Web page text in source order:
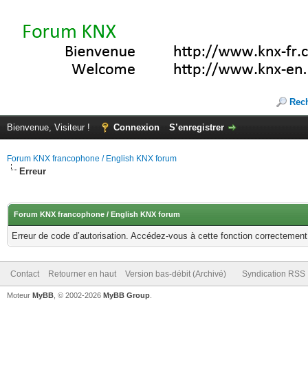
Bienvenue, Visiteur ! Connexion S’enregistrer
Forum KNX francophone / English KNX forum
Erreur
Forum KNX francophone / English KNX forum
Erreur de code d’autorisation. Accédez-vous à cette fonction
Contact Retourner en haut Version bas-débit (Archivé) Syndication RSS
Moteur MyBB , © 2002-2026 MyBB Group